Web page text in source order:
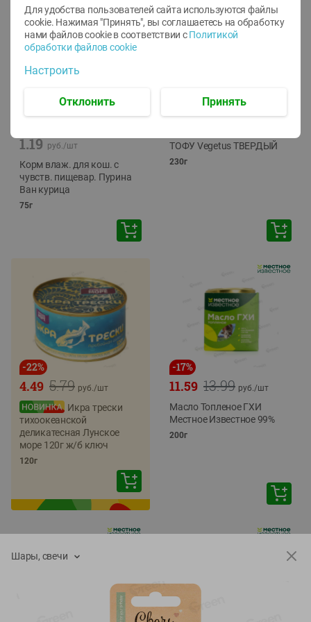
1.19 руб./шт
Корм влаж. для кош. с
чувств. пищевар. Пурина
Ван курица
75г
ТОФУ Vegetus ТВЕРДЫЙ
230г
-22%
5.79
4.49 руб./шт
Икра трески
тихоокеанской
деликатесная Лунское
море 120г ж/б ключ
120г
-17%
13.99
11.59 руб./шт
Масло Топленое ГХИ
Местное Известное 99%
200г
Шары, свечи
Для удобства пользователей сайта используются файлы
cookie. Нажимая "Принять", вы соглашаетесь на обработку
нами файлов cookie в соответствии с Политикой
обработки файлов cookie
Настроить
Отклонить Принять